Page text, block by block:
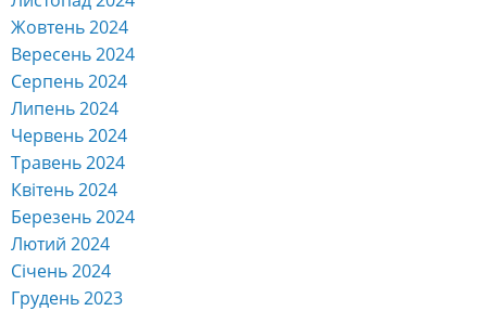
Жовтень 2024
Вересень 2024
Серпень 2024
Липень 2024
Червень 2024
Травень 2024
Квітень 2024
Березень 2024
Лютий 2024
Січень 2024
Грудень 2023